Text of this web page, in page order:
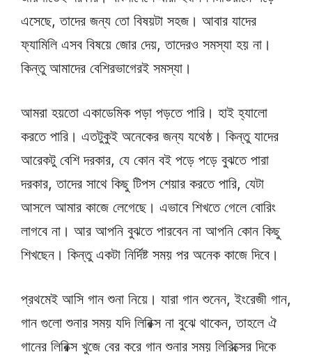
এসেছে, তাদের জন্য তো বিষয়টা সহজ। আবার যাদের
ফ্যামিলি এসব বিষয়ে জোর দেয়, তাদেরও সমস্যা হয় না।
কিন্তু আমাদের বেশিরভাগেরই সমস্যা।
আমরা হয়তো একাডেমিক পড়া পড়তে পারি। হাই হ্যালো
করতে পারি। এতটুকুই অনেকের জন্য যথেষ্ঠ। কিন্তু যাদের
আরেকটু বেশি দরকার, যে কোন বই পড়ে পড়ে বুঝতে পারা
দরকার, তাদের সাথে কিছু টিপস শেয়ার করতে পারি, যেটা
আসলে আমার কাজে লেগেছে। এভাবে শিখতে গেলে বোরিং
লাগবে না। আর আপনি বুঝতে পারবেন না আপনি কোন কিছু
শিখছেন। কিন্তু একটা নির্দিষ্ট সময় পর অনেক কাজে দিবে।
প্রথমেই আসি গান শুনা নিয়ে। যারা গান শুনেন, ইংরেজী গান,
গান গুলো শুনার সময় যদি লিরিক্স না বুঝে থাকেন, তাহলে ঐ
গানের লিরিক্স খুজে বের করে গান শুনার সময় লিরিক্সের দিকে